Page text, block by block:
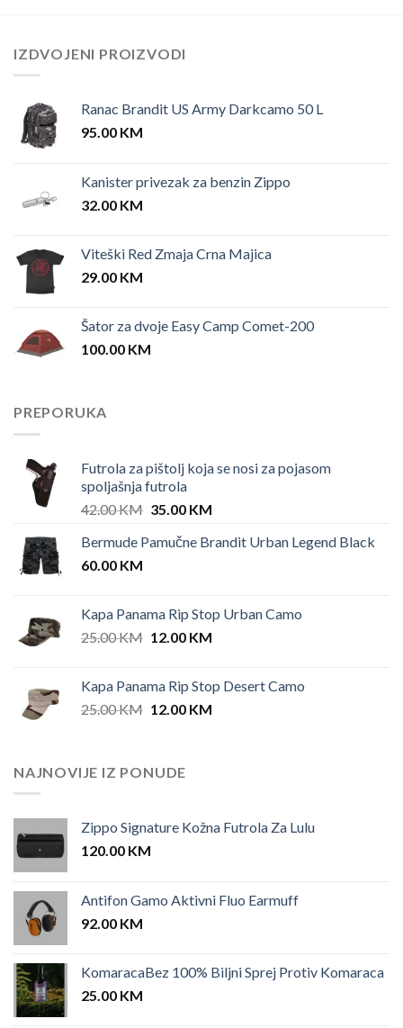
IZDVOJENI PROIZVODI
Ranac Brandit US Army Darkcamo 50 L
95.00 KM
Kanister privezak za benzin Zippo
32.00 KM
Viteški Red Zmaja Crna Majica
29.00 KM
Šator za dvoje Easy Camp Comet-200
100.00 KM
PREPORUKA
Futrola za pištolj koja se nosi za pojasom
spoljašnja futrola
42.00KM Original
was:
35.00 KMCurrent
is:
Bermude Pamučne Brandit Urban Legend Black
60.00 KM
Kapa Panama Rip Stop Urban Camo
25.00KM Original
25.00 KM.
12.00 KMCurrent
12.00 KM.
Kapa Panama Rip Stop Desert Camo
25.00KM Original
25.00 KM.
12.00 KMCurrent
NAJNOVIJE IZ PONUDE
Zippo Signature Kožna Futrola Za Lulu
120.00 KM
Antifon Gamo Aktivni Fluo Earmuff
92.00 KM
KomaracaBez 100% Biljni Sprej Protiv Komaraca
25.00 KM